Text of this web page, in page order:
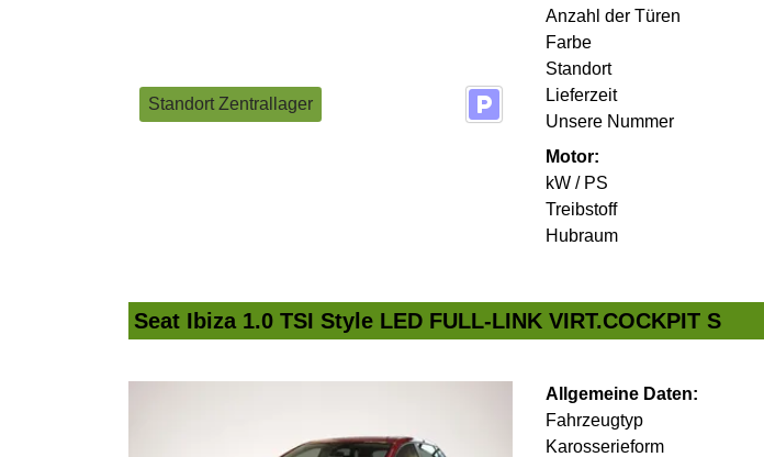
Standort Zentrallager
Anzahl der Türen
Farbe
Standort
Lieferzeit
Unsere Nummer
Motor:
kW / PS
Treibstoff
Hubraum
Seat Ibiza 1.0 TSI Style LED FULL-LINK VIRT.COCKPIT S
Allgemeine Daten:
Fahrzeugtyp
Karosserieform